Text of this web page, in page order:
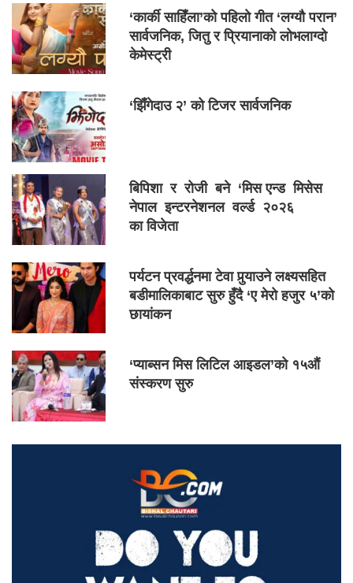
‘कार्की साहिँला’को पहिलो गीत ‘लग्यौ परान’
सार्वजनिक, जितु र प्रियानाको लोभलाग्दो
केमेस्ट्री
‘झिँगेदाउ २’ को टिजर सार्वजनिक
बिपिशा र रोजी बने ‘मिस एन्ड मिसेस
नेपाल इन्टरनेशनल वर्ल्ड २०२६
का विजेता
पर्यटन प्रवर्द्धनमा टेवा पुर्‍याउने लक्ष्यसहित
बडीमालिकाबाट सुरु हुँदै ‘ए मेरो हजुर ५’को
छायांकन
‘प्याब्सन मिस लिटिल आइडल’को १५औं
संस्करण सुरु